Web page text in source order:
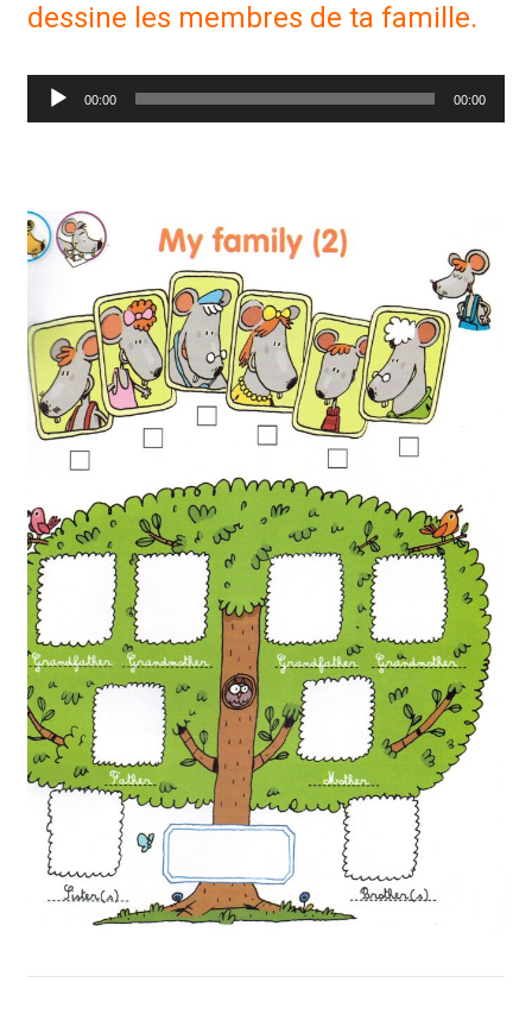
dessine les membres de ta famille.
Lecteur
audio
00:00 00:00